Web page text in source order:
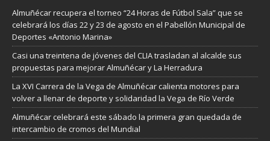
Almuñécar recupera el torneo “24 Horas de Fútbol Sala” que se
celebrará los días 22 y 23 de agosto en el Pabellón Municipal de
Deportes «Antonio Marina»
Casi una treintena de jóvenes del CLIA trasladan al alcalde sus
propuestas para mejorar Almuñécar y La Herradura
La XVI Carrera de la Vega de Almuñécar calienta motores para
volver a llenar de deporte y solidaridad la Vega de Río Verde
Almuñécar celebrará este sábado la primera gran quedada de
intercambio de cromos del Mundial